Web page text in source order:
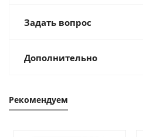
Задать вопрос
Дополнительно
Рекомендуем